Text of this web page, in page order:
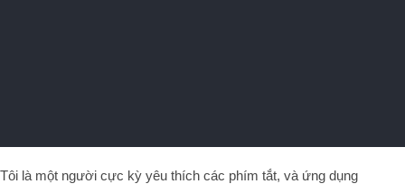
Tôi là một người cực kỳ yêu thích các phím tắt, và ứng dụng